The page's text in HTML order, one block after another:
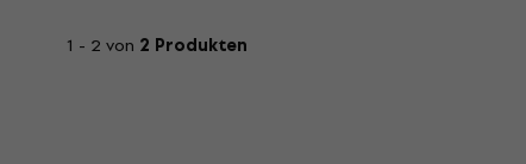
1 - 2 von 2 Produkten